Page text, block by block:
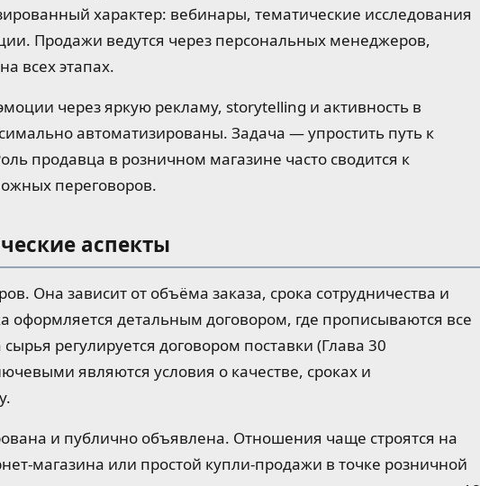
характер: вебинары, тематические исследования
Продажи ведутся через персональных менеджеров,
всех этапах.
через яркую рекламу, storytelling и активность в
автоматизированы. Задача — упростить путь к
продавца в розничном магазине часто сводится к
переговоров.
аспекты
Она зависит от объёма заказа, срока сотрудничества и
оформляется детальным договором, где прописываются все
регулируется договором поставки (Глава 30
являются условия о качестве, сроках и
и публично объявлена. Отношения чаще строятся на
магазина или простой купли-продажи в точке розничной